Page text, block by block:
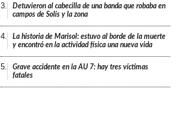
3.
Detuvieron al cabecilla de una banda que robaba en
campos de Solís y la zona
4.
La historia de Marisol: estuvo al borde de la muerte
y encontró en la actividad física una nueva vida
5.
Grave accidente en la AU 7: hay tres víctimas
fatales